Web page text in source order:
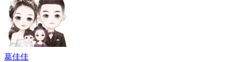
葛佳佳